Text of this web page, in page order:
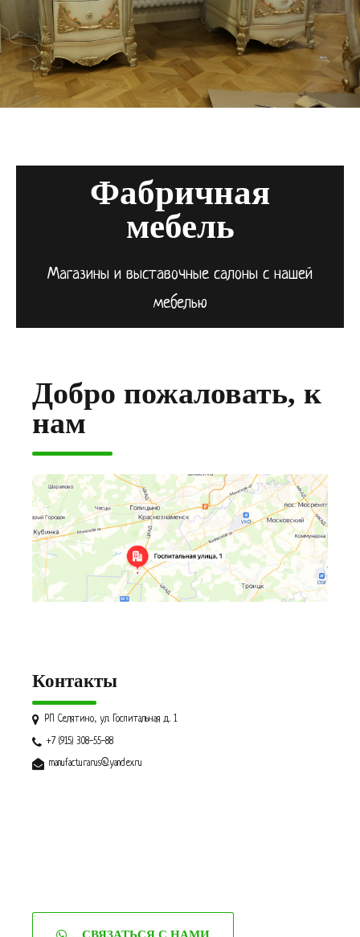
Фабричная
мебель
Магазины и выставочные салоны с нашей
мебелью
Добро пожаловать, к
нам
Контакты
РП Селятино, ул. Госпитальная д. 1
+7 (915) 308-55-88
manufacturarus@yandex.ru